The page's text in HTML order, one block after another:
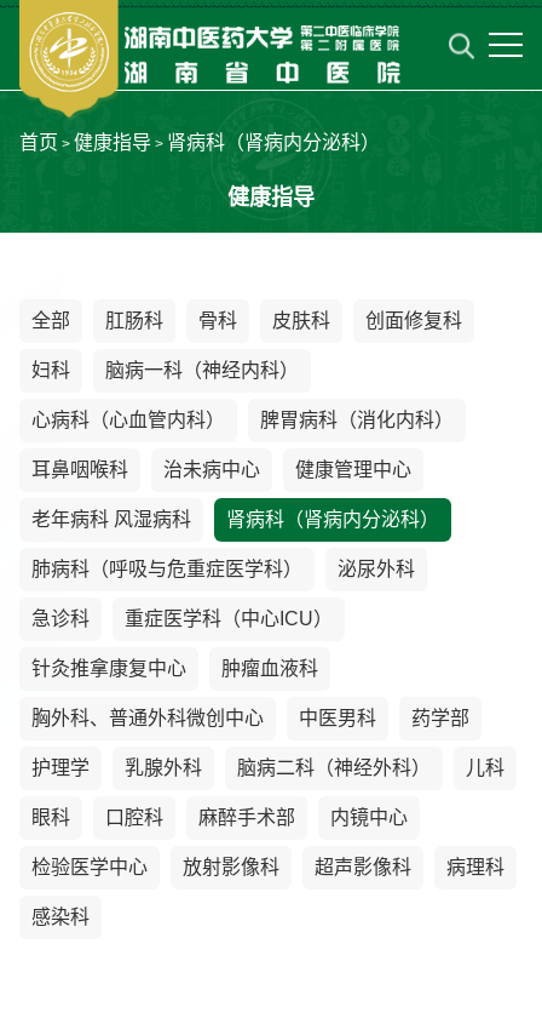
首页 > 健康指导> 肾病科（肾病内分泌科）
健康指导
全部 肛肠科 骨科 皮肤科 创面修复科
妇科 脑病一科（神经内科）
心病科（心血管内科） 脾胃病科（消化内科）
耳鼻咽喉科 治未病中心 健康管理中心
老年病科 风湿病科 肾病科（肾病内分泌科）
肺病科（呼吸与危重症医学科） 泌尿外科
急诊科 重症医学科（中心ICU）
针灸推拿康复中心 肿瘤血液科
胸外科、普通外科微创中心 中医男科 药学部
护理学 乳腺外科 脑病二科（神经外科） 儿科
眼科 口腔科 麻醉手术部 内镜中心
检验医学中心 放射影像科 超声影像科 病理科
感染科